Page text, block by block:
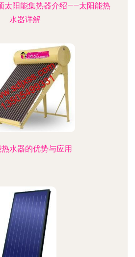
太阳能集热器介绍——太阳能热
水器详解
水器的优势与应用